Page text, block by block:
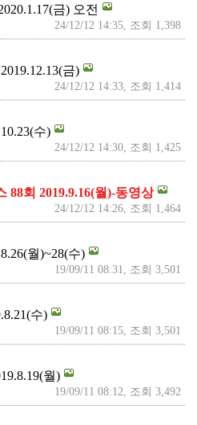
금) 오전
24/12/12 14:35, 조회 1,398
금)
24/12/12 14:33, 조회 1,414
수)
24/12/12 14:30, 조회 1,425
88회 2019.9.16(월)-동영상
24/12/12 14:26, 조회 1,464
월)~28(수)
19/09/11 08:31, 조회 3,501
수)
19/09/11 08:15, 조회 3,501
월)
19/09/11 08:12, 조회 3,492